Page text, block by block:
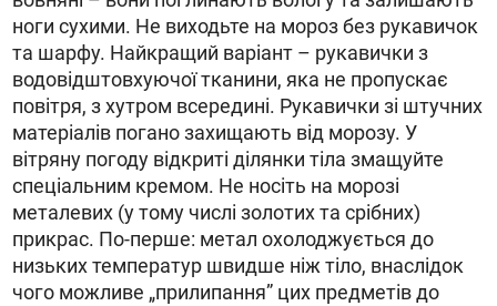
ноги сухими. Не виходьте на мороз без рукавичок
та шарфу. Найкращий варіант – рукавички з
водовідштовхуючої тканини, яка не пропускає
повітря, з хутром всередині. Рукавички зі штучних
матеріалів погано захищають від морозу. У
вітряну погоду відкриті ділянки тіла змащуйте
спеціальним кремом. Не носіть на морозі
металевих (у тому числі золотих та срібних)
прикрас. По-перше: метал охолоджується до
низьких температур швидше ніж тіло, внаслідок
чого можливе „прилипання” цих предметів до